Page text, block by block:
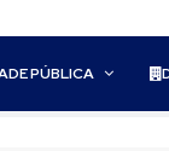
PÚBLICA